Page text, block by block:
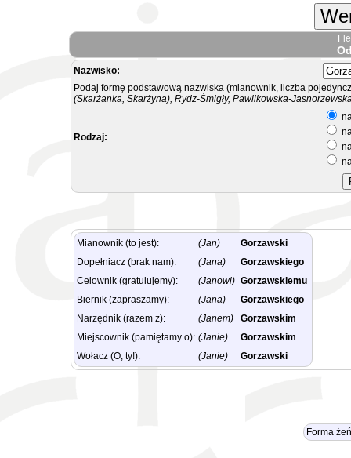
Nazwisko:
Podaj formę podstawową nazwiska (mianownik, liczba
(Skarżanka, Skarżyna), Rydz-Śmigły, Pawlikowska-
Rodzaj:
Mianownik (to jest): (Jan)
Gorzawski
Dopełniacz (brak nam):
(Jana)
Gorzawskiego
Celownik (gratulujemy):
(Janowi) Gorzawskiemu
Biernik (zapraszamy):
(Jana)
Gorzawskiego
Narzędnik (razem z):
(Janem)
Gorzawskim
Miejscownik (pamiętamy o): (Janie)
Gorzawskim
Wołacz (O, ty!):
(Janie) Gorzawski
Forma